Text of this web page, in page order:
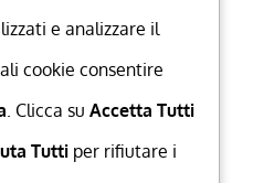
e analizzare il
cookie consentire
. Clicca su Accetta Tutti
Tutti per rifiutare i